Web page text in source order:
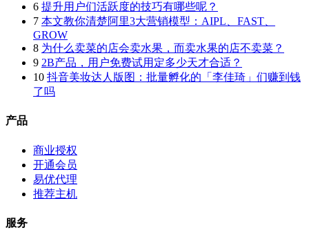
6 提升用户们活跃度的技巧有哪些呢？
7 本文教你清楚阿里3大营销模型：AIPL、FAST、
GROW
8 为什么卖菜的店会卖水果，而卖水果的店不卖菜？
9 2B产品，用户免费试用定多少天才合适？
10 抖音美妆达人版图：批量孵化的「李佳琦」们赚到钱
了吗
产品
商业授权
开通会员
易优代理
推荐主机
服务